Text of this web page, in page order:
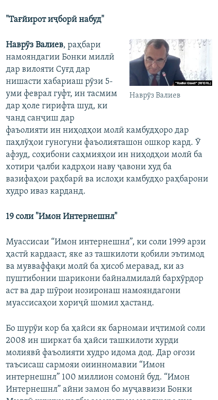
"Тағйирот иҷборӣ набуд"
Наврӯз Валиев
Наврӯз Валиев, раҳбари
намояндагии Бонки миллӣ
дар вилояти Суғд дар
нишасти хабариаш рӯзи 5-
уми феврал гуфт, ин тасмим
дар ҳоле гирифта шуд, ки
чанд санҷиш дар
фаъолияти ин ниҳодҳои молӣ камбудҳоро дар
паҳлӯҳои гуногуни фаъолияташон ошкор кард. Ӯ
афзуд, соҳибони саҳмияҳои ин ниҳодҳои молӣ ба
хотири ҷалби кадрҳои наву ҷавони худ ба
вазифаҳои раҳбарӣ ва ислоҳи камбудҳо раҳбарони
худро иваз карданд.
19 соли "Имон Интернешнл"
Муассисаи “Имон интернешнл”, ки соли 1999 арзи
ҳастӣ кардааст, яке аз ташкилоти қобили эътимод
ва мувваффақи молӣ ба ҳисоб меравад, ки аз
пуштибонии шарикони байналмилалӣ бархӯрдор
аст ва дар шӯрои нозиронаш намояндагони
муассисаҳои хориҷӣ шомил ҳастанд.
Бо шурӯи кор ба ҳайси як барномаи иҷтимоӣ соли
2008 ин ширкат ба ҳайси ташкилоти хурди
молиявӣ фаъолияти худро идома дод. Дар оғози
таъсисаш сармояи оиинномавии “Имон
интернешнл” 100 миллион сомонӣ буд. “Имон
Интернешнл” айни замон бо муҷаввизи Бонки